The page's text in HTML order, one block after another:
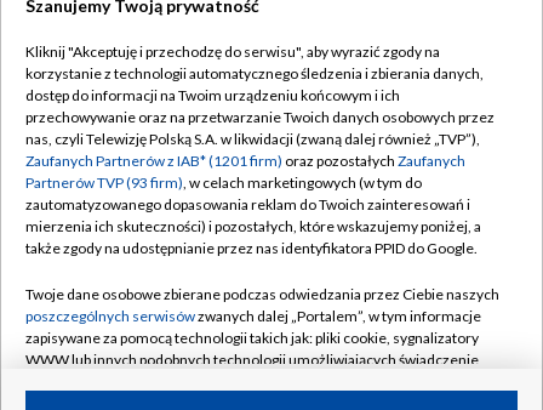
TVP
Abonament TVP
Emisja w TVP
Centrum informacji TVP
Naziemna Telewizja Cyfrowa
Rada Programowa
System NOS
Informacje o nadawcy
Regulamin TVP
Polityka prywatności
Moje zgody
Pomoc
Kontakt
Kanały
Szanujemy Twoją prywatność
Kliknij "Akceptuję i przechodzę do serwisu", aby wyrazić zgody na
korzystanie z technologii automatycznego śledzenia i zbierania danych,
dostęp do informacji na Twoim urządzeniu końcowym i ich
przechowywanie oraz na przetwarzanie Twoich danych osobowych przez
nas, czyli Telewizję Polską S.A. w likwidacji (zwaną dalej również „TVP”),
Zaufanych Partnerów z IAB* (1201 firm) oraz pozostałych Zaufanych
Partnerów TVP (93 firm), w celach marketingowych (w tym do
zautomatyzowanego dopasowania reklam do Twoich zainteresowań i
mierzenia ich skuteczności) i pozostałych, które wskazujemy poniżej, a
także zgody na udostępnianie przez nas identyfikatora PPID do Google.
Twoje dane osobowe zbierane podczas odwiedzania przez Ciebie naszych
poszczególnych serwisówzwanych dalej „Portalem”, w tym informacje
zapisywane za pomocą technologii takich jak: pliki cookie, sygnalizatory
WWW lub innych podobnych technologii umożliwiających świadczenie